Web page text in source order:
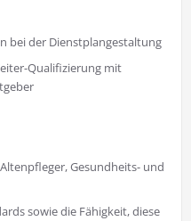
bei der Dienstplangestaltung
Qualifizierung mit
Gesundheits- und
sowie die Fähigkeit, diese